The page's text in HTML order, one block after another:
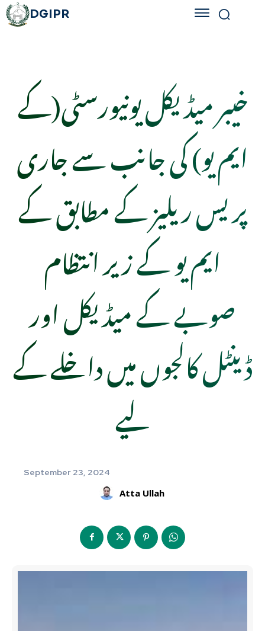
DGIPR
خیبر میڈیکل یونیورسٹی(کے
ایم یو) کی جانب سے جاری
پریس ریلیز کے مطابق کے
ایم یو کے زیر انتظام
صوبے کے میڈیکل اور
ڈینٹل کالجوں میں داخلے کے
لیے
September 23, 2024
Atta Ullah